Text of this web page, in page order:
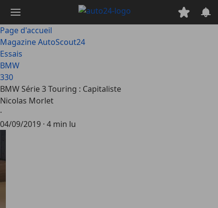
contenu
principal
Page d'accueil
Magazine AutoScout24
Essais
BMW
330
BMW Série 3 Touring : Capitaliste
Nicolas Morlet
·
04/09/2019 · 4 min lu